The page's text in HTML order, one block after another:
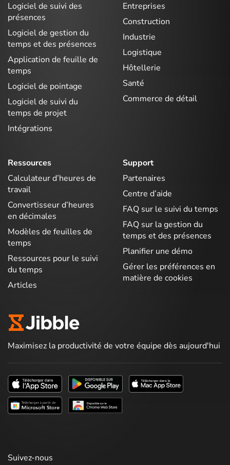
Logiciel de suivi des
présences
Logiciel de gestion du
temps et des présences
Application de feuille de
temps
Logiciel de pointage
Logiciel de suivi du
temps de projet
Intégrations
Entreprises
Construction
Industrie
Logistique
Hôtellerie
Santé
Commerce de détail
Ressources
Calculateur d’heures de
travail
Convertisseur d’heures
en décimales
Modèles de feuilles de
temps
Ressources pour le suivi
du temps
Articles
Support
Partenaires
Centre d’aide
FAQ sur le suivi du temps
FAQ sur la gestion du
temps et des présences
Planifier une démo
Gérer les préférences en
matière de cookies
Maximisez la productivité de votre équipe dès aujourd'hui
Suivez-nous